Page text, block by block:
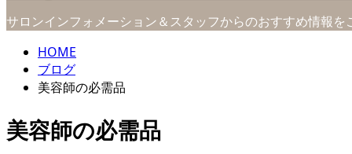
サロンインフォメーション＆スタッフからのおすすめ情報を
HOME
ブログ
美容師の必需品
美容師の必需品